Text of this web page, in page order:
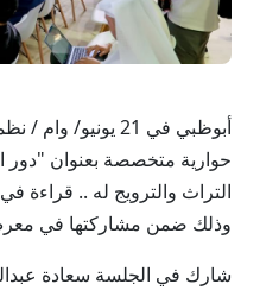
أبوظبي في 21
حوارية متخصصة بعنوان
التراث والترويج له .. قراءة في
وذلك ضمن مشاركتها في معرض
شارك في الجلسة سعادة